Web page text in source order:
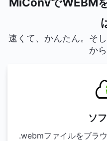
速くて、かんたん。そ
か
ソ
.webmファイルをブラ